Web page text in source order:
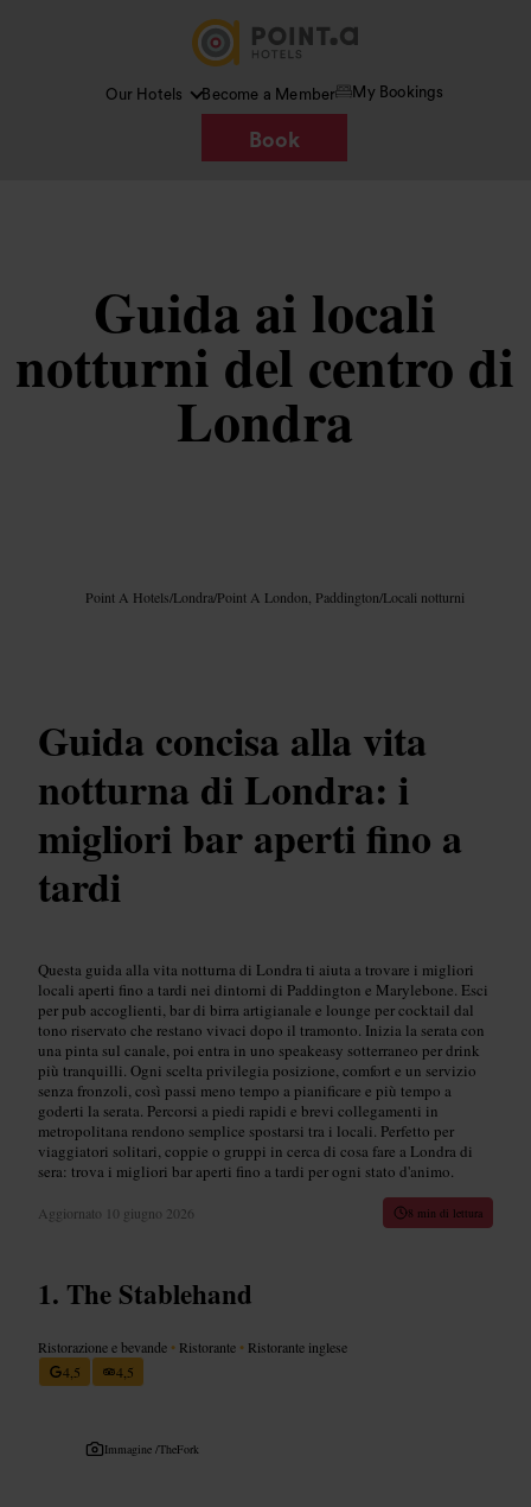
Our Hotels Become a Member My Bookings
Book
Guida ai locali
notturni del centro di
Londra
Point A Hotels/Londra/Point A London, Paddington/Locali notturni
Guida concisa alla vita
notturna di Londra: i
migliori bar aperti fino a
tardi
Questa guida alla vita notturna di Londra ti aiuta a trovare i migliori
locali aperti fino a tardi nei dintorni di Paddington e Marylebone. Esci
per pub accoglienti, bar di birra artigianale e lounge per cocktail dal
tono riservato che restano vivaci dopo il tramonto. Inizia la serata con
una pinta sul canale, poi entra in uno speakeasy sotterraneo per drink
più tranquilli. Ogni scelta privilegia posizione, comfort e un servizio
senza fronzoli, così passi meno tempo a pianificare e più tempo a
goderti la serata. Percorsi a piedi rapidi e brevi collegamenti in
metropolitana rendono semplice spostarsi tra i locali. Perfetto per
viaggiatori solitari, coppie o gruppi in cerca di cosa fare a Londra di
sera: trova i migliori bar aperti fino a tardi per ogni stato d'animo.
Aggiornato 10 giugno 2026 8 min di lettura
The Stablehand
Ristorazione e bevande • Ristorante • Ristorante inglese
4,5
4,5
Immagine /TheFork